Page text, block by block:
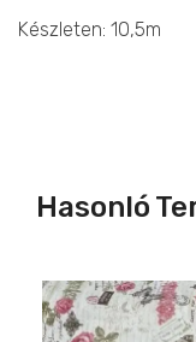
Készleten: 10,5m
Hasonló